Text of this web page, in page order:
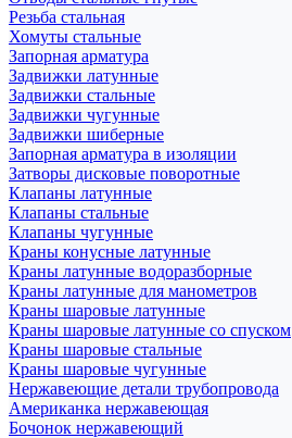
Резьба стальная
Хомуты стальные
Запорная арматура
Задвижки латунные
Задвижки стальные
Задвижки чугунные
Задвижки шиберные
Запорная арматура в изоляции
Затворы дисковые поворотные
Клапаны латунные
Клапаны стальные
Клапаны чугунные
Краны конусные латунные
Краны латунные водоразборные
Краны латунные для манометров
Краны шаровые латунные
Краны шаровые латунные со спуском
Краны шаровые стальные
Краны шаровые чугунные
Нержавеющие детали трубопровода
Американка нержавеющая
Бочонок нержавеющий